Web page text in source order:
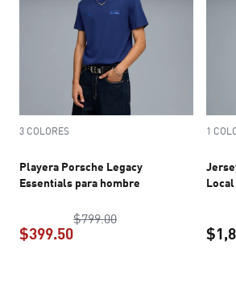
3 COLORES
Playera Porsche Legacy
Essentials para hombre
$799.00precio original $799.00
$399.50
1